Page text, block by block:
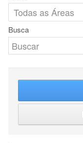
Busca